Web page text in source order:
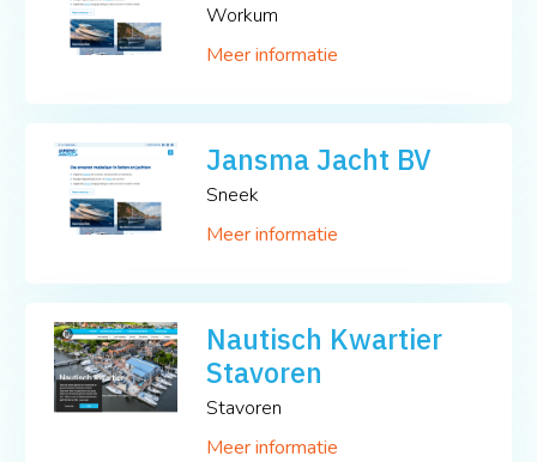
Workum
Meer informatie
Jansma Jacht BV
Sneek
Meer informatie
Nautisch Kwartier
Stavoren
Stavoren
Meer informatie